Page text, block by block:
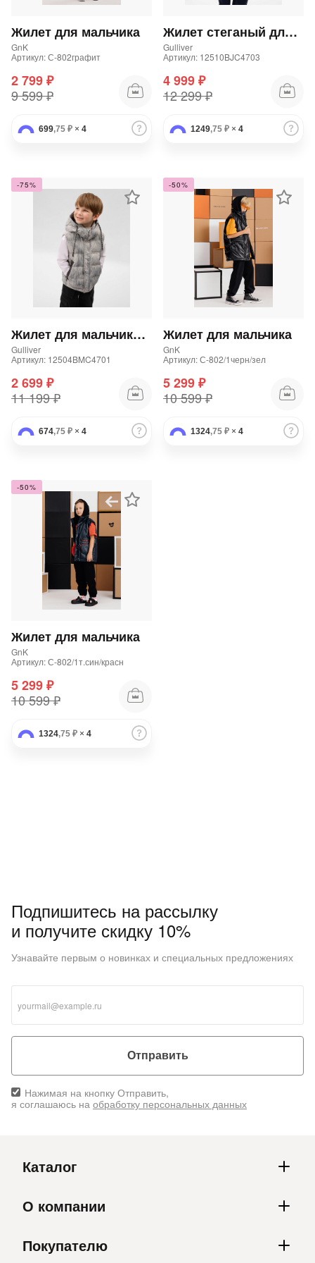
Жилет для мальчика
GnK
Артикул: С-802графит
2 799 ₽
9 599 ₽
699,75 ₽ × 4
Жилет стеганый для мальчика утепленный синий
Gulliver
Артикул: 12510BJC4703
4 999 ₽
12 299 ₽
1249,75 ₽ × 4
-75%
Жилет для мальчика утепленный стеганый
Gulliver
Артикул: 12504BMC4701
2 699 ₽
11 199 ₽
674,75 ₽ × 4
-50%
Жилет для мальчика
GnK
Артикул: С-802/1черн/зел
5 299 ₽
10 599 ₽
1324,75 ₽ × 4
-50%
Жилет для мальчика
GnK
Артикул: С-802/1т.син/красн
5 299 ₽
10 599 ₽
1324,75 ₽ × 4
Подпишитесь на рассылку
и получите скидку 10%
Узнавайте первым о новинках и специальных предложениях
Отправить
Нажимая на кнопку Отправить,
я соглашаюсь на обработку персональных данных
Каталог
О компании
Покупателю